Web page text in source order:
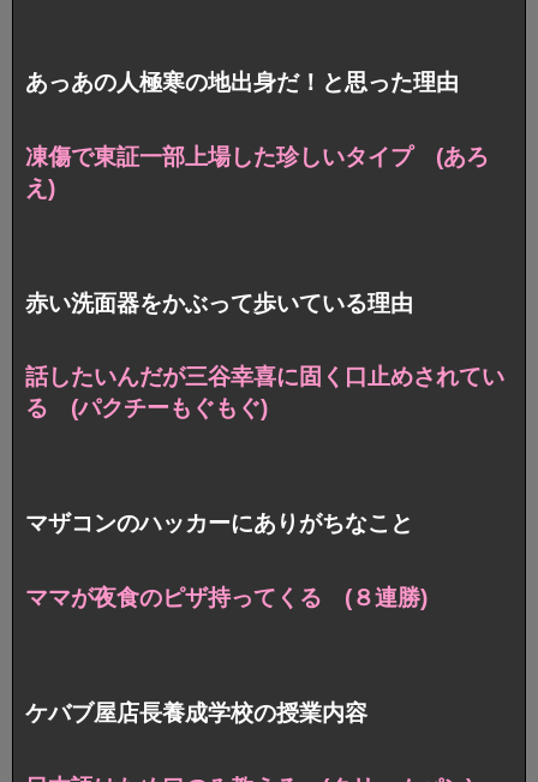
あっあの人極寒の地出身だ！と思った理由
凍傷で東証一部上場した珍しいタイプ (あろ
え)
赤い洗面器をかぶって歩いている理由
話したいんだが三谷幸喜に固く口止めされてい
る (パクチーもぐもぐ)
マザコンのハッカーにありがちなこと
ママが夜食のピザ持ってくる (８連勝)
ケバブ屋店長養成学校の授業内容